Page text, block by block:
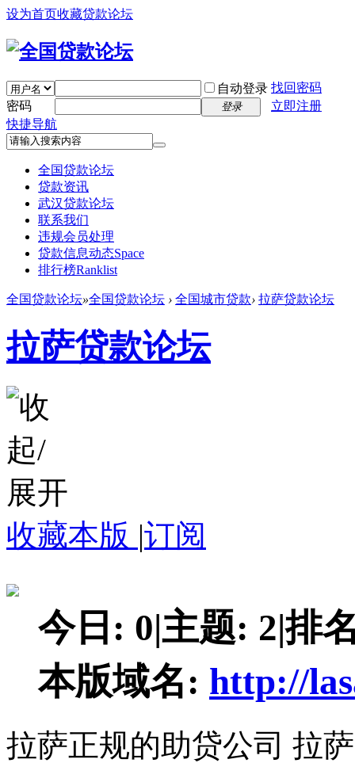
设为首页收藏贷款论坛
自动登录 找回密码
密码
登录
立即注册
快捷导航
全国贷款论坛
贷款资讯
武汉贷款论坛
联系我们
违规会员处理
贷款信息动态Space
排行榜Ranklist
全国贷款论坛»全国贷款论坛 › 全国城市贷款› 拉萨贷款论坛
拉萨贷款论坛
收藏本版 |订阅
今日: 0|主题: 2|排
本版域名: http://
拉萨正规的助贷公司 拉